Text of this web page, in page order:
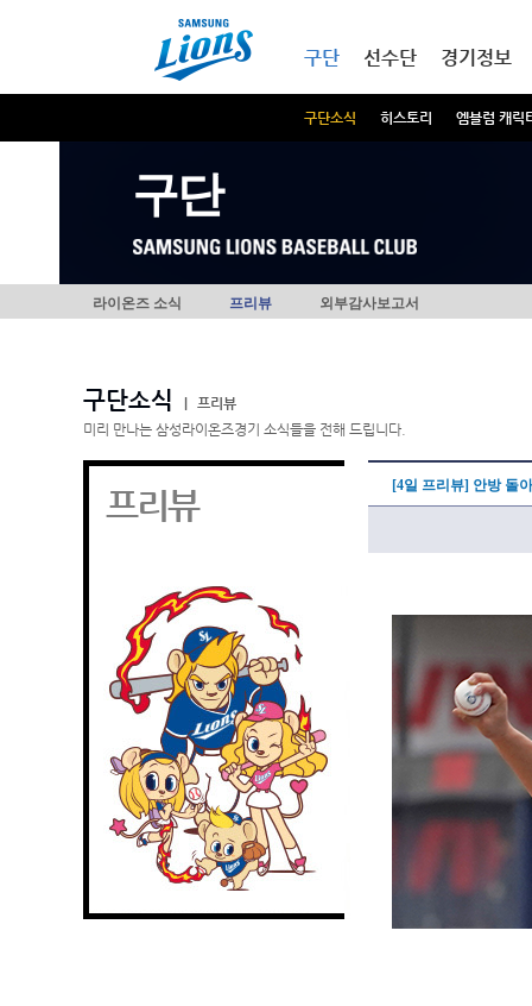
구단
구단소식 히스토리 엠블럼 캐릭
선수단 경기정보
구단
라이온즈 소식 프리뷰 외부감사보고서
구단소식
프리뷰
미리 만나는 삼성라이온즈경기 소식들을 전해 드립니다.
프리뷰 [4일 프리뷰] 안방 돌